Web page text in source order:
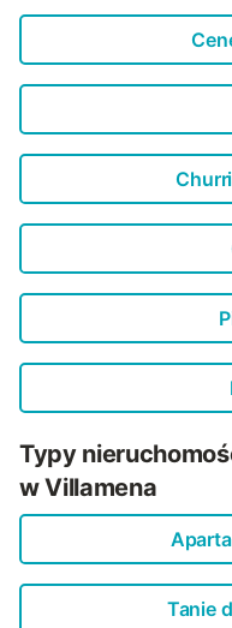
Typy
w Villamena
Tanie